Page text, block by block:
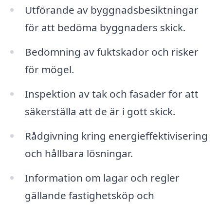
Utförande av byggnadsbesiktningar
för att bedöma byggnaders skick.
Bedömning av fuktskador och risker
för mögel.
Inspektion av tak och fasader för att
säkerställa att de är i gott skick.
Rådgivning kring energieffektivisering
och hållbara lösningar.
Information om lagar och regler
gällande fastighetsköp och